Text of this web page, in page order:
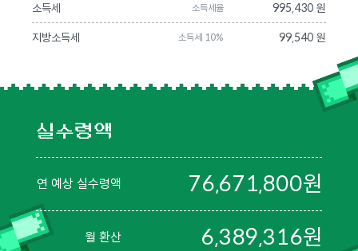
소득세 소득세율 995,430 원
지방소득세 소득세 10% 99,540 원
실수령액
연 예상 실수령액 76,671,800원
월 환산 6,389,316원